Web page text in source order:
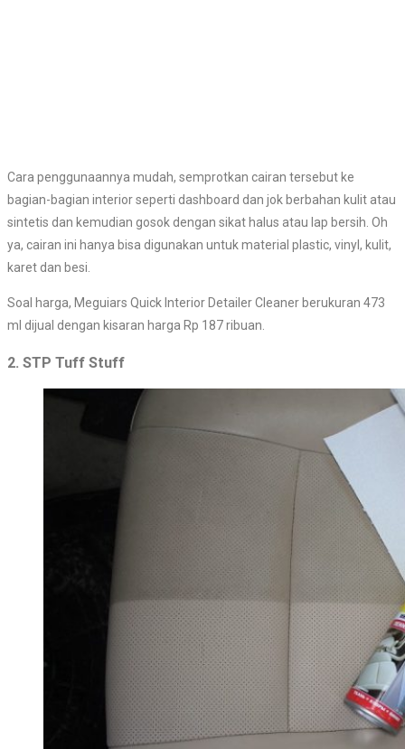
Cara penggunaannya mudah, semprotkan cairan tersebut ke
bagian-bagian interior seperti dashboard dan jok berbahan kulit atau
sintetis dan kemudian gosok dengan sikat halus atau lap bersih. Oh
ya, cairan ini hanya bisa digunakan untuk material plastic, vinyl, kulit,
karet dan besi.
Soal harga, Meguiars Quick Interior Detailer Cleaner berukuran 473
ml dijual dengan kisaran harga Rp 187 ribuan.
2. STP Tuff Stuff